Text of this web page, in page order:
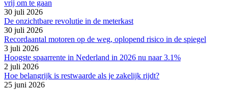
vrij om te gaan
30 juli 2026
De onzichtbare revolutie in de meterkast
30 juli 2026
Recordaantal motoren op de weg, oplopend risico in de spiegel
3 juli 2026
Hoogste spaarrente in Nederland in 2026 nu naar 3.1%
2 juli 2026
Hoe belangrijk is restwaarde als je zakelijk rijdt?
25 juni 2026